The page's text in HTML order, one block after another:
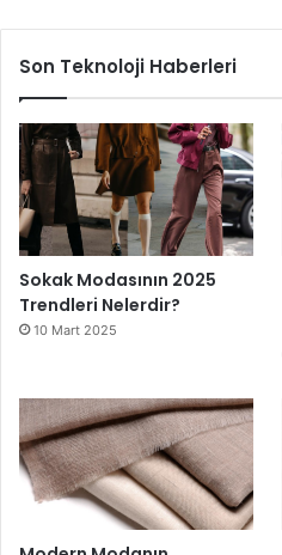
Son Teknoloji Haberleri
Sokak Modasının 2025
Trendleri Nelerdir?
10 Mart 2025